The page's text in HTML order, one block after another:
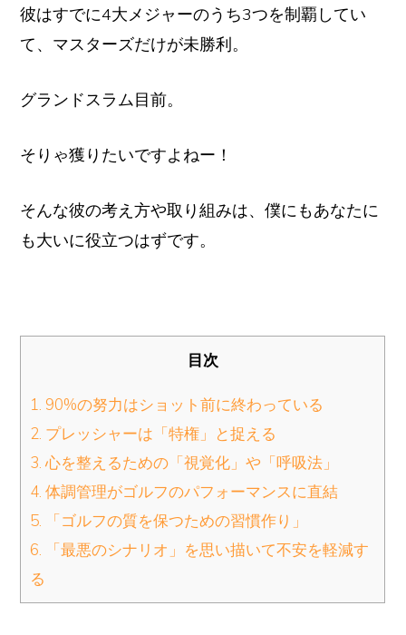
彼はすでに4大メジャーのうち3つを制覇してい
て、マスターズだけが未勝利。
グランドスラム目前。
そりゃ獲りたいですよねー！
そんな彼の考え方や取り組みは、僕にもあなたに
も大いに役立つはずです。
目次
1. 90%の努力はショット前に終わっている
2. プレッシャーは「特権」と捉える
3. 心を整えるための「視覚化」や「呼吸法」
4. 体調管理がゴルフのパフォーマンスに直結
5. 「ゴルフの質を保つための習慣作り」
6. 「最悪のシナリオ」を思い描いて不安を軽減す
る